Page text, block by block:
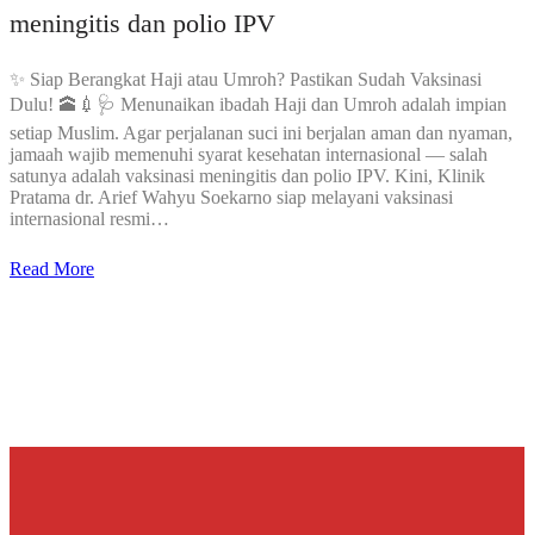
meningitis dan polio IPV
✨ Siap Berangkat Haji atau Umroh? Pastikan Sudah Vaksinasi
Dulu! 🕋💉🩺 Menunaikan ibadah Haji dan Umroh adalah impian
setiap Muslim. Agar perjalanan suci ini berjalan aman dan nyaman,
jamaah wajib memenuhi syarat kesehatan internasional — salah
satunya adalah vaksinasi meningitis dan polio IPV. Kini, Klinik
Pratama dr. Arief Wahyu Soekarno siap melayani vaksinasi
internasional resmi…
Read More